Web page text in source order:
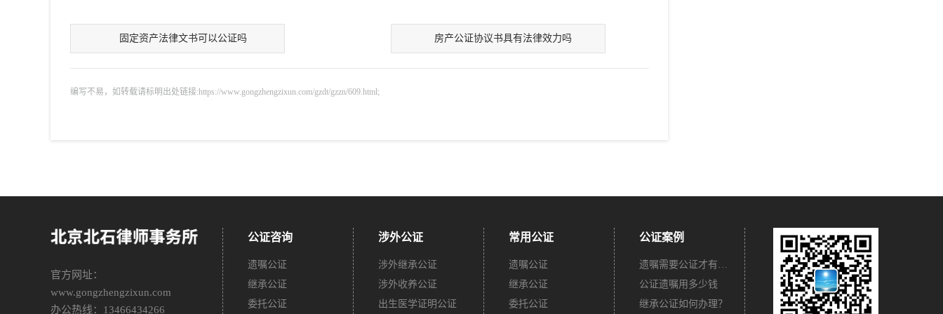
固定资产法律文书可以公证吗 房产公证协议书具有法律效力吗
编写不易，如转载请标明出处链接:https://www.gongzhengzixun.com/gzdt/gzzn/609.html;
官方网址：
www.gongzhengzixun.com
办公热线：13466434266
公证咨询
遗嘱公证
继承公证
委托公证
涉外公证
涉外继承公证
涉外收养公证
出生医学证明公证
常用公证
遗嘱公证
继承公证
委托公证
公证案例
遗嘱需要公证才有法律效力吗？
公证遗嘱用多少钱
继承公证如何办理？